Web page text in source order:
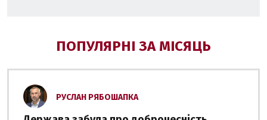
ПОПУЛЯРНІ ЗА МІСЯЦЬ
РУСЛАН РЯБОШАПКА